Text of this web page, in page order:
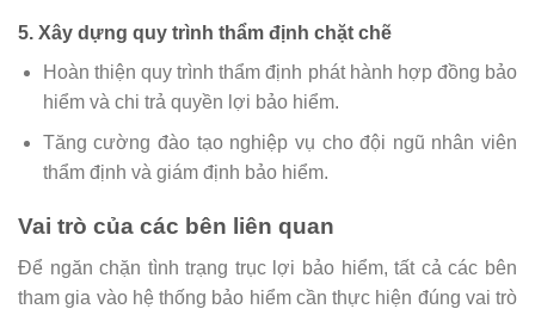
5. Xây dựng quy trình thẩm định chặt chẽ
Hoàn thiện quy trình thẩm định phát hành hợp đồng bảo
hiểm và chi trả quyền lợi bảo hiểm.
Tăng cường đào tạo nghiệp vụ cho đội ngũ nhân viên
thẩm định và giám định bảo hiểm.
Vai trò của các bên liên quan
Để ngăn chặn tình trạng trục lợi bảo hiểm, tất cả các bên
tham gia vào hệ thống bảo hiểm cần thực hiện đúng vai trò